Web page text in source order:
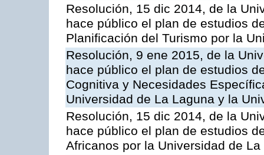
Resolución, 15 dic 2014, de la
hace público el plan de estudios
Planificación del Turismo por la
Resolución, 9 ene 2015, de la
hace público el plan de estudios
Cognitiva y Necesidades
Universidad de La Laguna y la
Resolución, 15 dic 2014, de la
hace público el plan de estudios
Africanos por la Universidad de La